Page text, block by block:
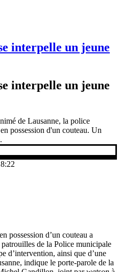
interpelle un jeune
interpelle un jeune
de Lausanne, la police
possession d'un couteau. Un
possession d’un couteau a
de la Police municipale
d’intervention, ainsi que d’une
indique le porte-parole de la